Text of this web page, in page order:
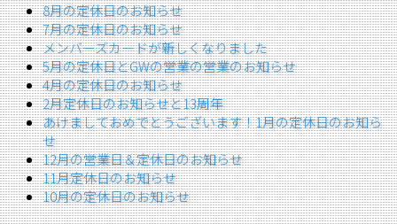
8月の定休日のお知らせ
7月の定休日のお知らせ
メンバーズカードが新しくなりました
5月の定休日とGWの営業の営業のお知らせ
4月の定休日のお知らせ
2月定休日のお知らせと13周年
あけましておめでとうございます！1月の定休日のお知ら
せ
12月の営業日＆定休日のお知らせ
11月定休日のお知らせ
10月の定休日のお知らせ